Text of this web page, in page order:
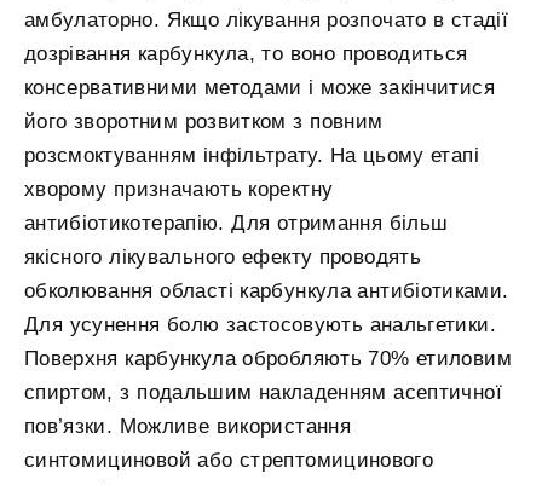
амбулаторно. Якщо лікування розпочато в стадії
дозрівання карбункула, то воно проводиться
консервативними методами і може закінчитися
його зворотним розвитком з повним
розсмоктуванням інфільтрату. На цьому етапі
хворому призначають коректну
антибіотикотерапію. Для отримання більш
якісного лікувального ефекту проводять
обколювання області карбункула антибіотиками.
Для усунення болю застосовують анальгетики.
Поверхня карбункула обробляють 70% етиловим
спиртом, з подальшим накладенням асептичної
пов’язки. Можливе використання
синтомициновой або стрептомицинового